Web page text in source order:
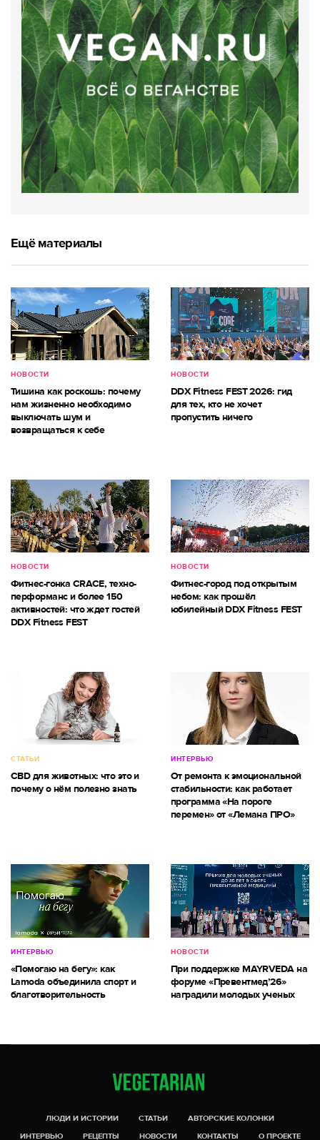
Ещё материалы
НОВОСТИ
Тишина как роскошь: почему
нам жизненно необходимо
выключать шум и
возвращаться к себе
НОВОСТИ
DDX Fitness FEST 2026: гид
для тех, кто не хочет
пропустить ничего
НОВОСТИ
Фитнес-гонка CRACE, техно-
перформанс и более 150
активностей: что ждет гостей
DDX Fitness FEST
НОВОСТИ
Фитнес-город под открытым
небом: как прошёл
юбилейный DDX Fitness FEST
СТАТЬИ
CBD для животных: что это и
почему о нём полезно знать
ИНТЕРВЬЮ
От ремонта к эмоциональной
стабильности: как работает
программа «На пороге
перемен» от «Лемана ПРО»
ИНТЕРВЬЮ
«Помогаю на бегу»: как
Lamoda объединила спорт и
благотворительность
НОВОСТИ
При поддержке MAYRVEDA на
форуме «Превентмед’26»
наградили молодых ученых
ЛЮДИ И ИСТОРИИ СТАТЬИ
АВТОРСКИЕ КОЛОНКИ
ИНТЕРВЬЮ
РЕЦЕПТЫ НОВОСТИ КОНТАКТЫ О ПРОЕКТЕ